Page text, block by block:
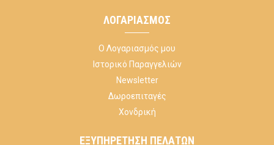
ΛΟΓΑΡΙΑΣΜΌΣ
Ο Λογαριασμός μου
Ιστορικό Παραγγελιών
Newsletter
Δωροεπιταγές
Χονδρική
ΕΞΥΠΗΡΈΤΗΣΗ ΠΕΛΑΤΏΝ